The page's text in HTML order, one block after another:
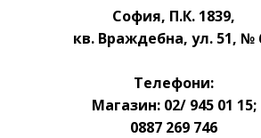
София, П.К. 1839,
кв. Враждебна, ул. 51, №
Телефони:
Магазин: 02/ 945 01 15;
0887 269 746